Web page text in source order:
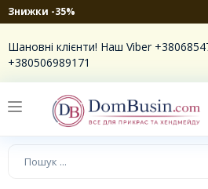
Знижки -35%
Шановні клієнти! Наш Viber
+380506989171